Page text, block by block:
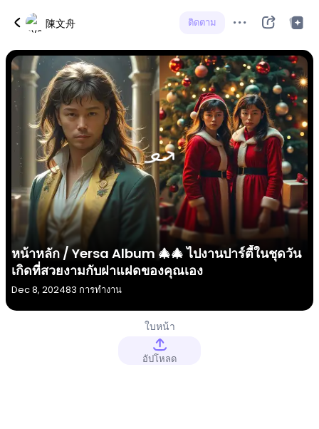
陳文舟 ติดตาม
หน้าหลัก / Yersa Album 🎄🎄 ไปงานปาร์ตี้ในชุดวัน
เกิดที่สวยงามกับฝาแฝดของคุณเอง
Dec 8, 202483 การทำงาน
ใบหน้า
อัปโหลด